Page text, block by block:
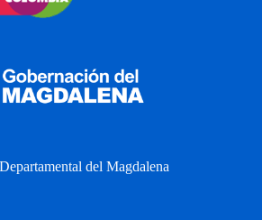
del Magdalena